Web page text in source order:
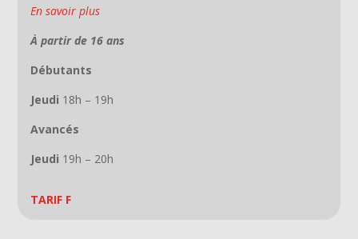
En savoir plus
À partir de 16 ans
Débutants
Jeudi 18h – 19h
Avancés
Jeudi 19h – 20h
TARIF F